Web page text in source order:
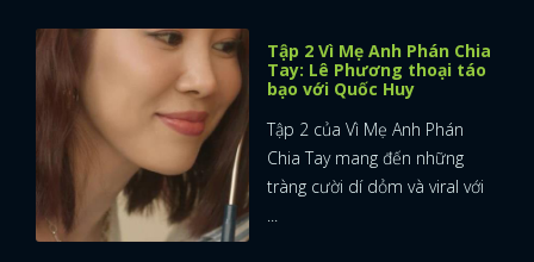
Tập 2 Vì Mẹ Anh Phán Chia
Tay: Lê Phương thoại táo
bạo với Quốc Huy
Tập 2 của Vì Mẹ Anh Phán
Chia Tay mang đến những
tràng cười dí dỏm và viral với
...